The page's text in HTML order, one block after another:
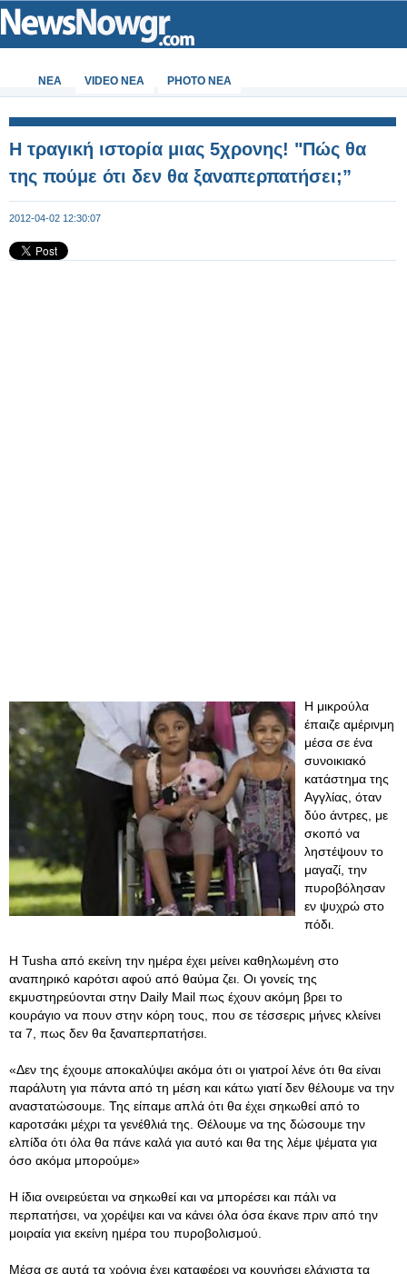
ΝΕΑ VIDEO NEA PHOTO NEA
Η τραγική ιστορία μιας 5χρονης! "Πώς θα
της πούμε ότι δεν θα ξαναπερπατήσει;”
2012-04-02 12:30:07
Η μικρούλα
έπαιζε αμέρινμη
μέσα σε ένα
συνοικιακό
κατάστημα της
Αγγλίας, όταν
δύο άντρες, με
σκοπό να
ληστέψουν το
μαγαζί, την
πυροβόλησαν
εν ψυχρώ στο
πόδι.
Η Tusha από εκείνη την ημέρα έχει μείνει καθηλωμένη στο
αναπηρικό καρότσι αφού από θαύμα ζει. Οι γονείς της
εκμυστηρεύονται στην Daily Mail πως έχουν ακόμη βρει το
κουράγιο να πουν στην κόρη τους, που σε τέσσερις μήνες κλείνει
τα 7, πως δεν θα ξαναπερπατήσει.
«Δεν της έχουμε αποκαλύψει ακόμα ότι οι γιατροί λένε ότι θα είναι
παράλυτη για πάντα από τη μέση και κάτω γιατί δεν θέλουμε να την
αναστατώσουμε. Της είπαμε απλά ότι θα έχει σηκωθεί από το
καροτσάκι μέχρι τα γενέθλιά της. Θέλουμε να της δώσουμε την
ελπίδα ότι όλα θα πάνε καλά για αυτό και θα της λέμε ψέματα για
όσο ακόμα μπορούμε»
Η ίδια ονειρεύεται να σηκωθεί και να μπορέσει και πάλι να
περπατήσει, να χορέψει και να κάνει όλα όσα έκανε πριν από την
μοιραία για εκείνη ημέρα του πυροβολισμού.
Μέσα σε αυτά τα χρόνια έχει καταφέρει να κουνήσει ελάχιστα τα